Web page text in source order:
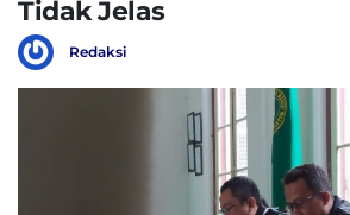
Tidak Jelas
Redaksi